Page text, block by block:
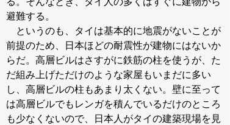
避難する。
というのも、タイは基本的に地震がないことが
前提のため、日本ほどの耐震性が建物にはないか
らだ。高層ビルはさすがに鉄筋の柱を使うが、た
だ組み上げただけのような家屋もいまだに多い
し、高層ビルの柱もあまり太くない。壁に至って
は高層ビルでもレンガを積んでいるだけのところ
も少なくないので、日本人がタイの建築現場を見